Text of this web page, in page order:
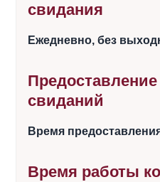
свидания
Ежедневно, без
свиданий
Время
Время работы